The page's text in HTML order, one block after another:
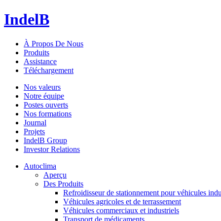
IndelB
À Propos De Nous
Produits
Assistance
Téléchargement
Nos valeurs
Notre équipe
Postes ouverts
Nos formations
Journal
Projets
IndelB Group
Investor Relations
Autoclima
Aperçu
Des Produits
Refroidisseur de stationnement pour véhicules
Véhicules agricoles et de terrassement
Véhicules commerciaux et industriels
Transport de médicaments